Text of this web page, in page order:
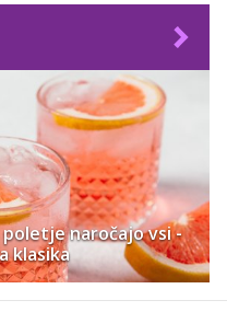
naročajo vsi -
klasika